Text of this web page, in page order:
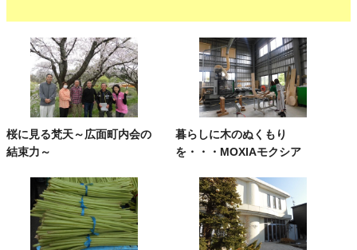
桜に見る梵天～広面町内会の
結束力～
暮らしに木のぬくもり
を・・・MOXIAモクシア